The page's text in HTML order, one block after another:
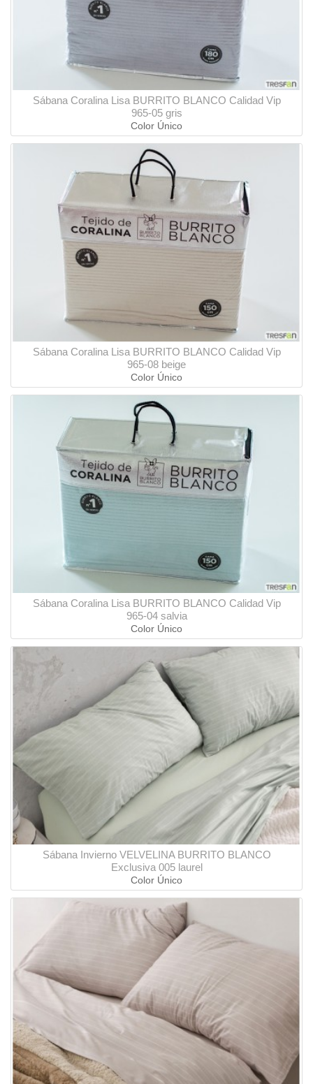
Sábana Coralina Lisa BURRITO BLANCO Calidad Vip
965-05 gris
Color Único
Sábana Coralina Lisa BURRITO BLANCO Calidad Vip
965-08 beige
Color Único
Sábana Coralina Lisa BURRITO BLANCO Calidad Vip
965-04 salvia
Color Único
Sábana Invierno VELVELINA BURRITO BLANCO
Exclusiva 005 laurel
Color Único